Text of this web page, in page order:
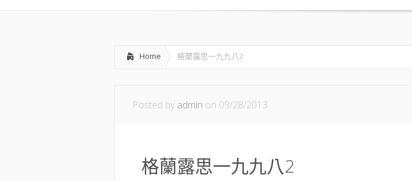
Home 格蘭露思一九九八2
Posted by admin on 09/28/2013
格蘭露思一九九八2